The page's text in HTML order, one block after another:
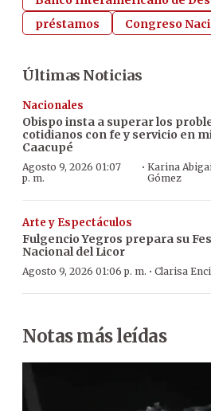
préstamos
Congreso
Últimas Noticias
Nacionales
Obispo insta a superar los
cotidianos con fe y servicio en
Caacupé
Agosto 9, 2026 01:07
p. m.
·Karina
Gómez
Arte y Espectáculos
Fulgencio Yegros prepara su
Nacional del Licor
Agosto 9, 2026 01:06 p. m. · Clarisa
Notas más leídas